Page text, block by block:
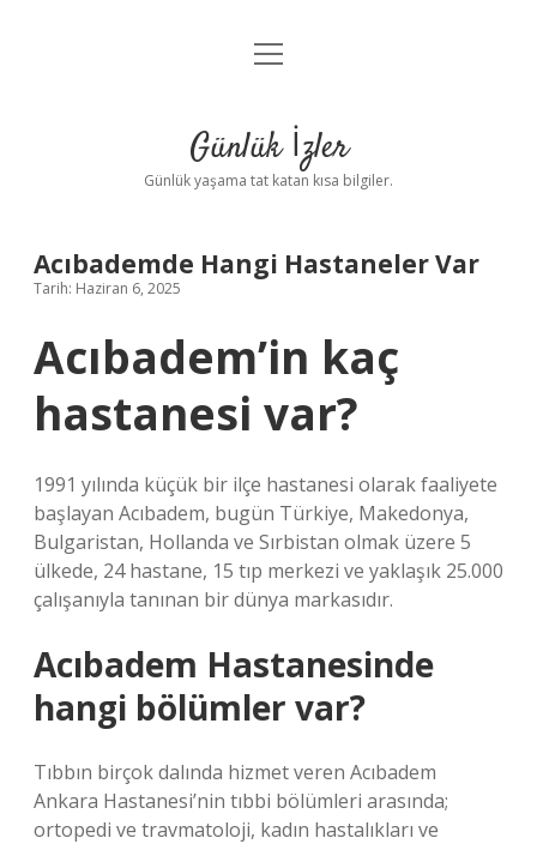
Anasayfa
Yasal Uyarı
menüyü
Günlük İzler
Günlük yaşama tat katan kısa bilgiler.
Acıbademde Hangi Hastaneler Var
Tarih: Haziran 6, 2025
Acıbadem’in kaç
hastanesi var?
1991 yılında küçük bir ilçe hastanesi olarak faaliyete
başlayan Acıbadem, bugün Türkiye, Makedonya,
Bulgaristan, Hollanda ve Sırbistan olmak üzere 5
ülkede, 24 hastane, 15 tıp merkezi ve yaklaşık 25.000
çalışanıyla tanınan bir dünya markasıdır.
Acıbadem Hastanesinde
hangi bölümler var?
Tıbbın birçok dalında hizmet veren Acıbadem
Ankara Hastanesi’nin tıbbi bölümleri arasında;
ortopedi ve travmatoloji, kadın hastalıkları ve